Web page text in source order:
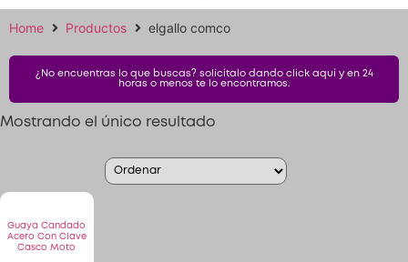
Bicicletas
Home Productos elgallo comco
¿No encuentras lo que buscas? solicítalo dando click aquí y en 24
horas o menos te lo encontramos.
Mostrando el único resultado
Guaya Candado
Acero Con Clave
Casco Moto